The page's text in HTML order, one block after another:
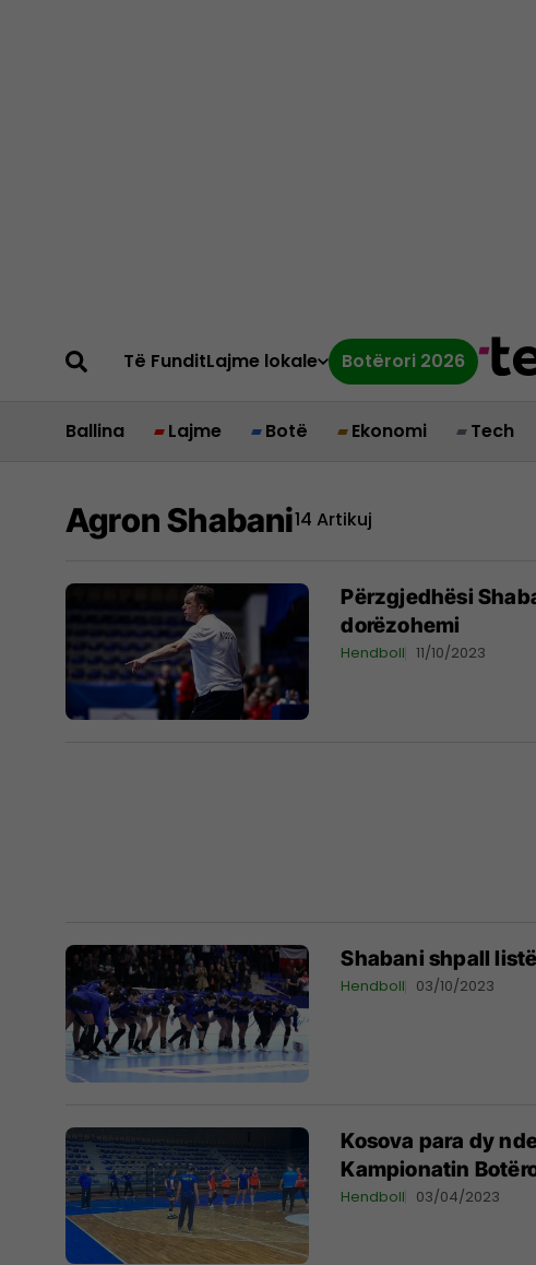
Të FunditLajme lokale Botërori 2026
Ballina Lajme Botë Ekonomi Tech
Agron Shabani14 Artikuj
Përzgjedhësi
dorëzohemi
Hendboll 11/10/2023
Shabani shpall
Hendboll 03/10/2023
Kosova para dy
Kampionatin
Hendboll 03/04/2023